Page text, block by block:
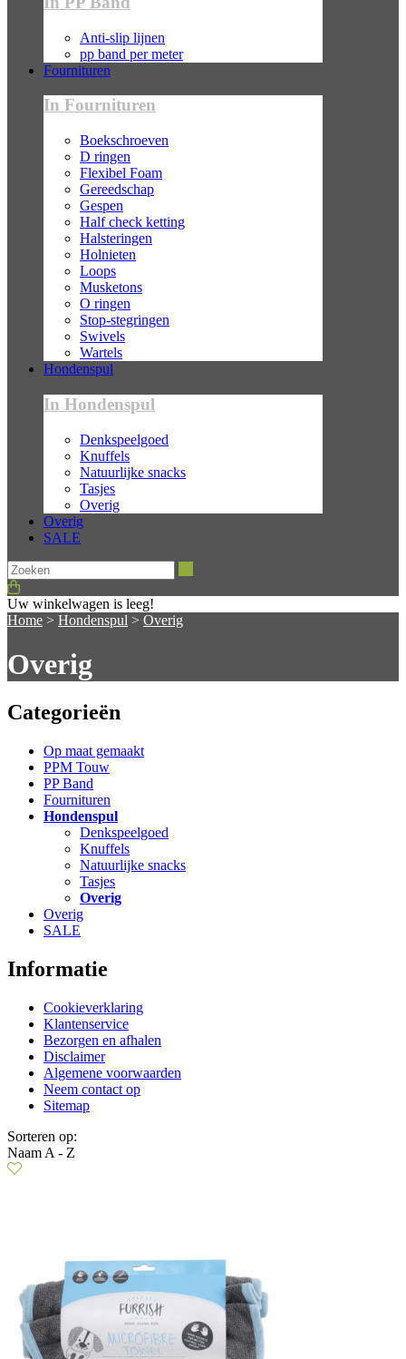
Anti-slip lijnen
pp band per meter
Fournituren
In Fournituren
Boekschroeven
D ringen
Flexibel Foam
Gereedschap
Gespen
Half check ketting
Halsteringen
Holnieten
Loops
Musketons
O ringen
Stop-stegringen
Swivels
Wartels
Hondenspul
In Hondenspul
Denkspeelgoed
Knuffels
Natuurlijke snacks
Tasjes
Overig
Overig
SALE
Uw winkelwagen is leeg!
Home > Hondenspul > Overig
Overig
Categorieën
Op maat gemaakt
PPM Touw
PP Band
Fournituren
Hondenspul
Denkspeelgoed
Knuffels
Natuurlijke snacks
Tasjes
Overig
Overig
SALE
Informatie
Cookieverklaring
Klantenservice
Bezorgen en afhalen
Disclaimer
Algemene voorwaarden
Neem contact op
Sitemap
Sorteren op:
Naam A - Z